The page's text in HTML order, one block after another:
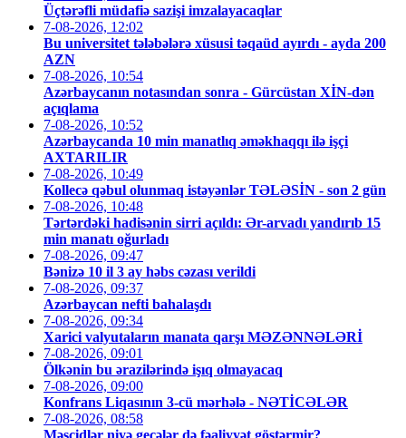
Üçtərəfli müdafiə sazişi imzalayacaqlar
7-08-2026, 12:02
Bu universitet tələbələrə xüsusi təqaüd ayırdı - ayda 200
AZN
7-08-2026, 10:54
Azərbaycanın notasından sonra - Gürcüstan XİN-dən
açıqlama
7-08-2026, 10:52
Azərbaycanda 10 min manatlıq əməkhaqqı ilə işçi
AXTARILIR
7-08-2026, 10:49
Kollecə qəbul olunmaq istəyənlər TƏLƏSİN - son 2 gün
7-08-2026, 10:48
Tərtərdəki hadisənin sirri açıldı: Ər-arvadı yandırıb 15
min manatı oğurladı
7-08-2026, 09:47
Bənizə 10 il 3 ay həbs cəzası verildi
7-08-2026, 09:37
Azərbaycan nefti bahalaşdı
7-08-2026, 09:34
Xarici valyutaların manata qarşı MƏZƏNNƏLƏRİ
7-08-2026, 09:01
Ölkənin bu ərazilərində işıq olmayacaq
7-08-2026, 09:00
Konfrans Liqasının 3-cü mərhələ - NƏTİCƏLƏR
7-08-2026, 08:58